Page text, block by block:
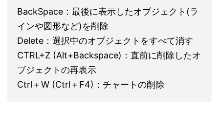
BackSpace：最後に表示したオブジェクト(ラ
インや図形など)を削除
Delete：選択中のオブジェクトをすべて消す
CTRL+Z (Alt+Backspace)：直前に削除したオ
ブジェクトの再表示
Ctrl＋W (Ctrl＋F4)：チャートの削除